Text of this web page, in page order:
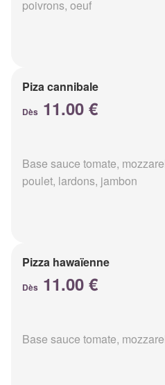
poivrons, oeuf
Piza cannibale
Dès 11.00 €
Base sauce tomate,
poulet, lardons, jambon
Pizza hawaïenne
Dès 11.00 €
Base sauce tomate,